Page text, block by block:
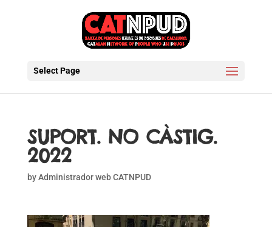
Select Page
SUPORT. NO CÀSTIG.
2022
byAdministrador web CATNPUD